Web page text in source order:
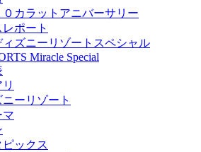
０カラットアニバーサリー
ポート
ズニーリゾートスペシャル
Miracle Special
ーリゾート
マ
ックス